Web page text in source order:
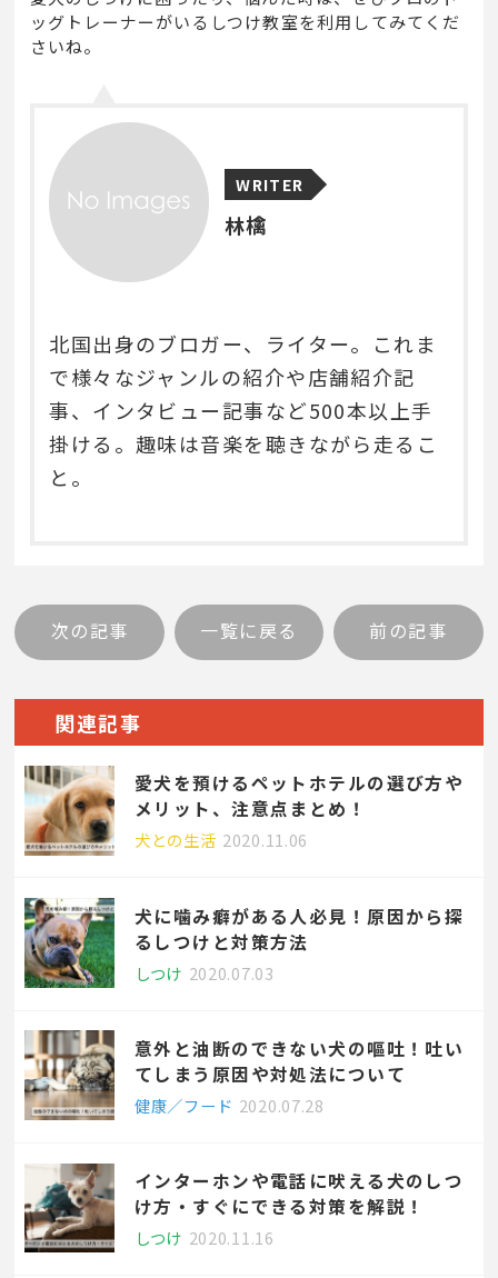
ッグトレーナーがいるしつけ教室を利用してみてくだ
さいね。
WRITER
林檎
北国出身のブロガー、ライター。これま
で様々なジャンルの紹介や店舗紹介記
事、インタビュー記事など500本以上手
掛ける。趣味は音楽を聴きながら走るこ
と。
次の記事 一覧に戻る 前の記事
関連記事
愛犬を預けるペットホテルの選び方や
メリット、注意点まとめ！
犬との生活 2020.11.06
犬に噛み癖がある人必見！原因から探
るしつけと対策方法
しつけ 2020.07.03
意外と油断のできない犬の嘔吐！吐い
てしまう原因や対処法について
健康／フード 2020.07.28
インターホンや電話に吠える犬のしつ
け方・すぐにできる対策を解説！
しつけ 2020.11.16